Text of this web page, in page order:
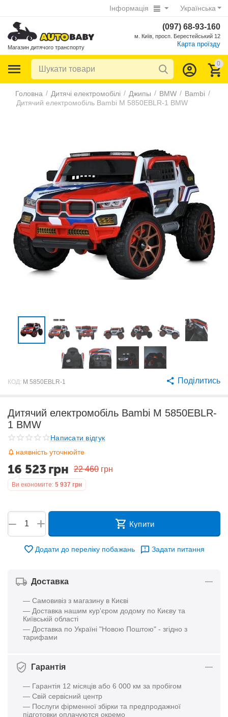
Українська
Інформація
Магазин дитячого транспорту
(097) 68-93-160
м. Київ, просп. Берестейський 12
Карта проїзду
0
Головна / Дитячі електромобілі / Джипы / BMW / Bambi /
Дитячий електромобіль Bambi M 5850EBLR-1 BMW
КОД: M 5850EBLR-1 Поділитись
Дитячий електромобіль Bambi M 5850EBLR-
1 BMW
Написати відгук
наявність уточнюйте
22 460 грн
16 523 грн
Ви економите: 5 937 грн
+
− Купити
Додати до переліку побажань Задати питання
Доставка
— Самовивіз з магазину в Києві
— Доставка нашим кур'єром додому по Києву та
Київській області
— Доставка по Україні "Новою Поштою" - згідно з
тарифами
Гарантія
— Гарантія 12 місяців або 6 000 км за пробігом
— Свій сервісний центр
— Послуги фірменної збірки та предпродажної
підготовки оплачуются окремо